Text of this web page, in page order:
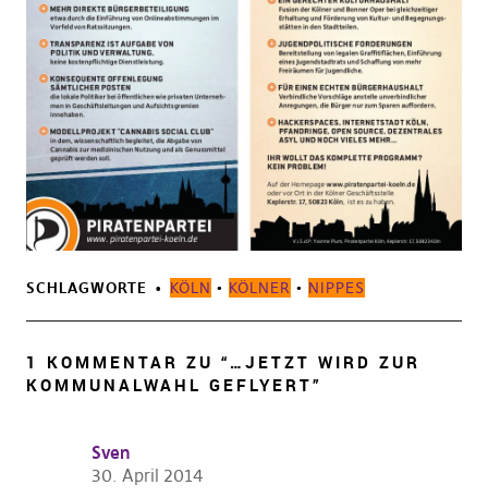
SCHLAGWORTE KÖLN • KÖLNER • NIPPES
1 KOMMENTAR ZU “ …JETZT WIRD ZUR
KOMMUNALWAHL GEFLYERT”
Sven
30. April 2014